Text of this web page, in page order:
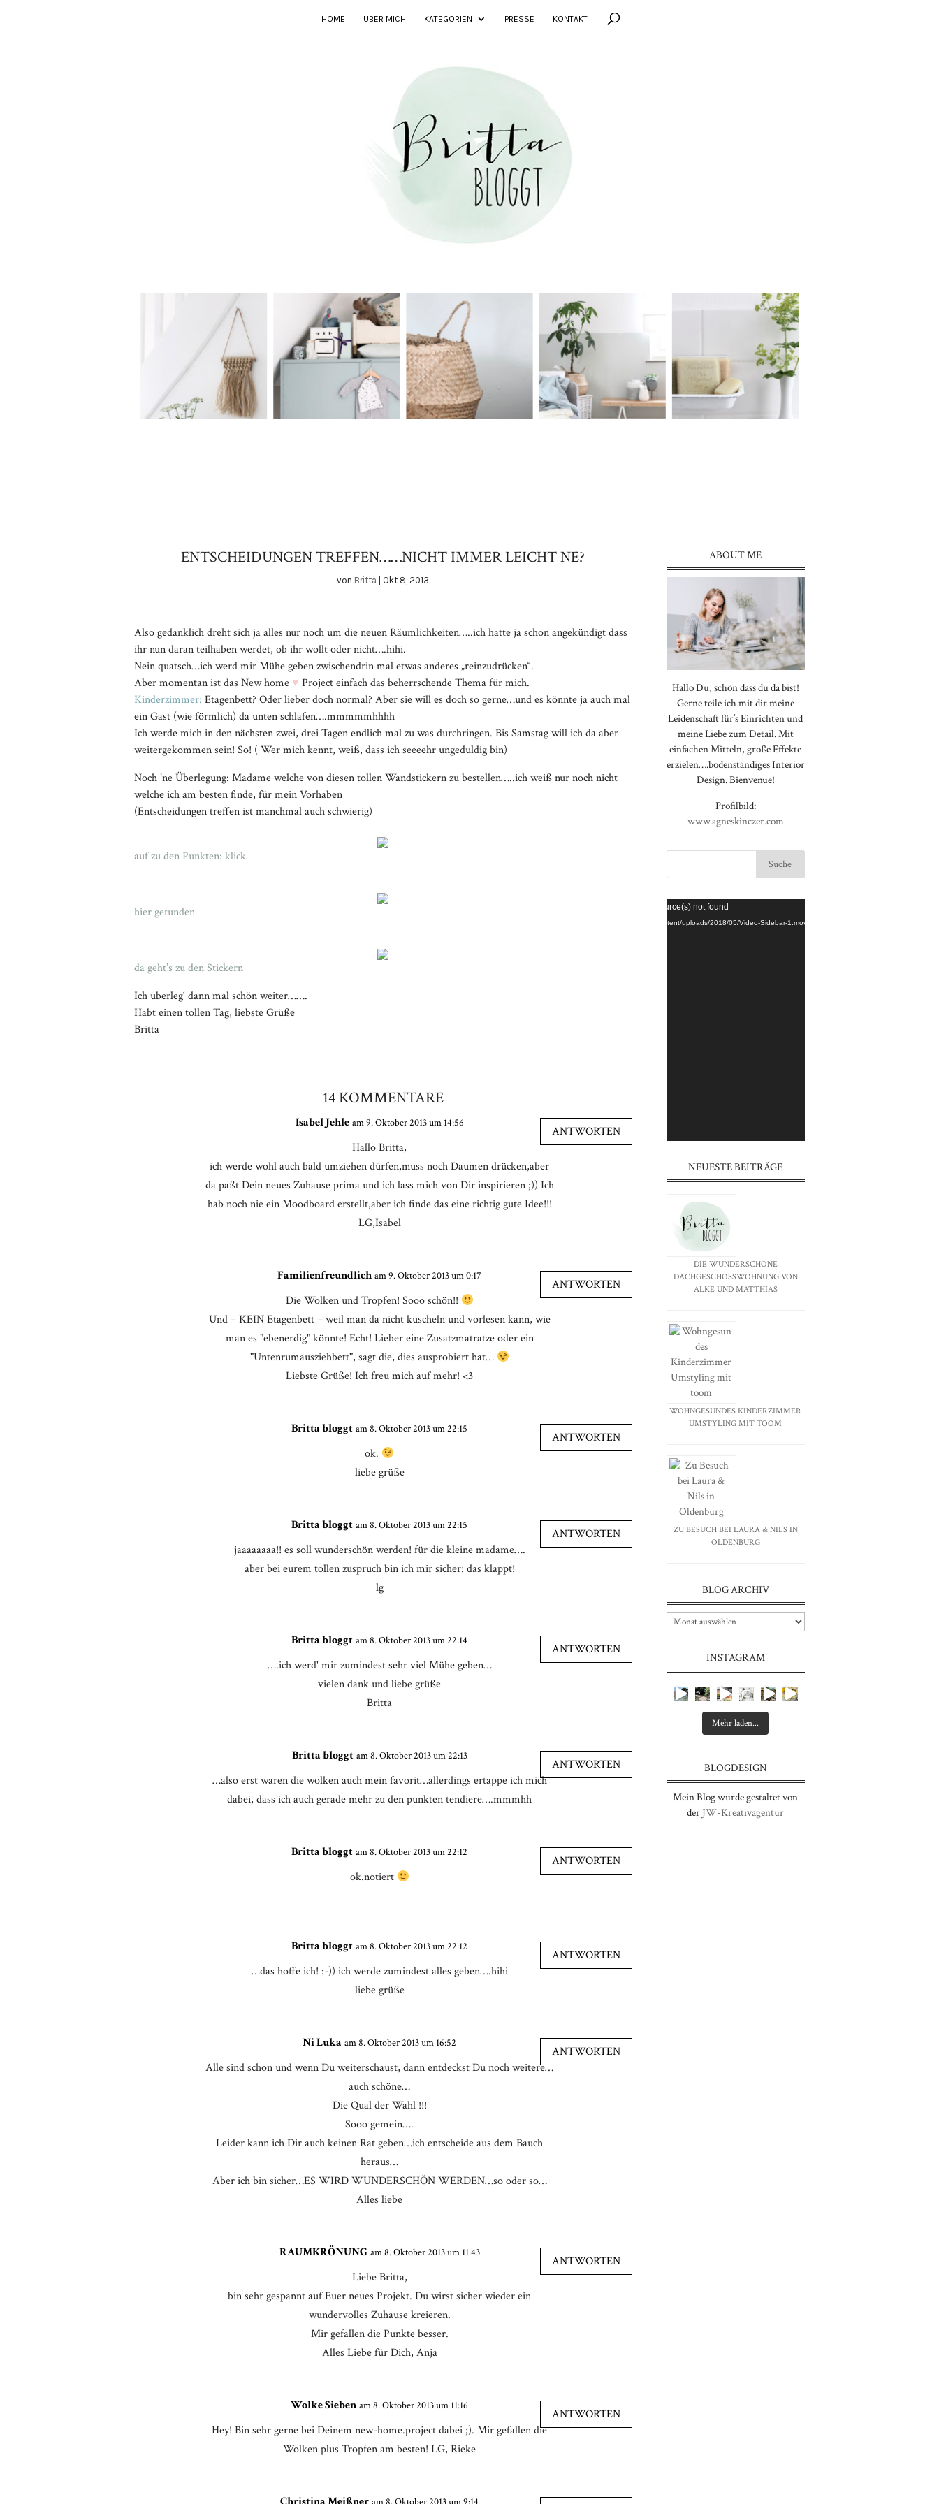
HOME ÜBER MICH KATEGORIEN PRESSE KONTAKT
ENTSCHEIDUNGEN TREFFEN……NICHT IMMER LEICHT NE?
von Britta Okt 8, 2013
Also gedanklich dreht sich ja alles nur noch um die neuen Räumlichkeiten…..ich hatte ja schon angekündigt dass
ihr nun daran teilhaben werdet, ob ihr wollt oder nicht….hihi.
Nein quatsch…ich werd mir Mühe geben zwischendrin mal etwas anderes „reinzudrücken“.
Aber momentan ist das New home ♥ Project einfach das beherrschende Thema für mich.
Kinderzimmer: Etagenbett? Oder lieber doch normal? Aber sie will es doch so gerne…und es könnte ja auch mal
ein Gast (wie förmlich) da unten schlafen….mmmmmhhhh
Ich werde mich in den nächsten zwei, drei Tagen endlich mal zu was durchringen. Bis Samstag will ich da aber
weitergekommen sein! So! ( Wer mich kennt, weiß, dass ich seeeehr ungeduldig bin)
Noch ’ne Überlegung: Madame welche von diesen tollen Wandstickern zu bestellen…..ich weiß nur noch nicht
welche ich am besten finde, für mein Vorhaben
(Entscheidungen treffen ist manchmal auch schwierig)
auf zu den Punkten: klick
hier gefunden
da geht’s zu den Stickern
Ich überleg‘ dann mal schön weiter…….
Habt einen tollen Tag, liebste Grüße
Britta
14 KOMMENTARE
Isabel Jehle am 9. Oktober 2013 um 14:56
Hallo Britta,
ich werde wohl auch bald umziehen dürfen,muss noch Daumen drücken,aber
da paßt Dein neues Zuhause prima und ich lass mich von Dir inspirieren ;)) Ich
hab noch nie ein Moodboard erstellt,aber ich finde das eine richtig gute Idee!!!
LG,Isabel
ANTWORTEN
Familienfreundlich am 9. Oktober 2013 um 0:17
Die Wolken und Tropfen! Sooo schön!!
Und – KEIN Etagenbett – weil man da nicht kuscheln und vorlesen kann, wie
man es "ebenerdig" könnte! Echt! Lieber eine Zusatzmatratze oder ein
"Untenrumausziehbett", sagt die, dies ausprobiert hat…
Liebste Grüße! Ich freu mich auf mehr! <3
ANTWORTEN
Britta bloggt am 8. Oktober 2013 um 22:15
ok.
liebe grüße
ANTWORTEN
Britta bloggt am 8. Oktober 2013 um 22:15
jaaaaaaaa!! es soll wunderschön werden! für die kleine madame….
aber bei eurem tollen zuspruch bin ich mir sicher: das klappt!
lg
ANTWORTEN
Britta bloggt am 8. Oktober 2013 um 22:14
….ich werd' mir zumindest sehr viel Mühe geben…
vielen dank und liebe grüße
Britta
ANTWORTEN
Britta bloggt am 8. Oktober 2013 um 22:13
…also erst waren die wolken auch mein favorit…allerdings ertappe ich mich
dabei, dass ich auch gerade mehr zu den punkten tendiere….mmmhh
ANTWORTEN
Britta bloggt am 8. Oktober 2013 um 22:12
ok.notiert
ANTWORTEN
Britta bloggt am 8. Oktober 2013 um 22:12
…das hoffe ich! :-)) ich werde zumindest alles geben….hihi
liebe grüße
ANTWORTEN
Ni Luka am 8. Oktober 2013 um 16:52
Alle sind schön und wenn Du weiterschaust, dann entdeckst Du noch weitere…
auch schöne…
Die Qual der Wahl !!!
Sooo gemein….
Leider kann ich Dir auch keinen Rat geben…ich entscheide aus dem Bauch
heraus…
Aber ich bin sicher…ES WIRD WUNDERSCHÖN WERDEN…so oder so…
Alles liebe
ANTWORTEN
RAUMKRÖNUNG am 8. Oktober 2013 um 11:43
Liebe Britta,
bin sehr gespannt auf Euer neues Projekt. Du wirst sicher wieder ein
wundervolles Zuhause kreieren.
Mir gefallen die Punkte besser.
Alles Liebe für Dich, Anja
ANTWORTEN
Wolke Sieben am 8. Oktober 2013 um 11:16
Hey! Bin sehr gerne bei Deinem new-home.project dabei ;). Mir gefallen die
Wolken plus Tropfen am besten! LG, Rieke
ANTWORTEN
ABOUT ME
Hallo Du, schön dass du da bist!
Gerne teile ich mit dir meine
Leidenschaft für’s Einrichten und
meine Liebe zum Detail. Mit
einfachen Mitteln, große Effekte
erzielen….bodenständiges Interior
Design. Bienvenue!
Profilbild:
www.agneskinczer.com
Video-
Player
Media error: Format(s) not supported or source(s) not found
Datei herunterladen: https://brittabloggt.de/wp-content/uploads/2018/05/Video-Sidebar-1.mov
⠀⠀⠀⠀⠀⠀⠀⠀⠀⠀⠀⠀⠀⠀⠀⠀⠀⠀
⠀⠀⠀⠀⠀⠀⠀⠀⠀⠀⠀⠀⠀⠀⠀⠀⠀⠀
NEUESTE BEITRÄGE
DIE WUNDERSCHÖNE
DACHGESCHOSSWOHNUNG VON
ALKE UND MATTHIAS
WOHNGESUNDES KINDERZIMMER
UMSTYLING MIT TOOM
ZU BESUCH BEI LAURA & NILS IN
OLDENBURG
BLOG ARCHIV
INSTAGRAM
Mehr laden...
BLOGDESIGN
Mein Blog wurde gestaltet von
der JW-Kreativagentur